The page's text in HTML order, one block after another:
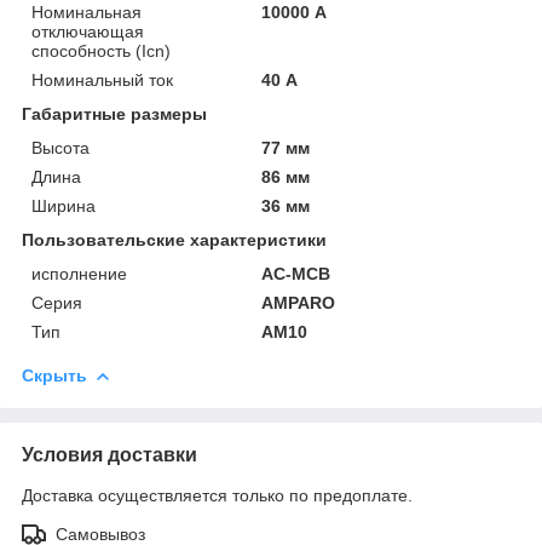
Номинальная
отключающая
способность (Icn)
10000 А
Номинальный ток
40 А
Габаритные размеры
Высота
77 мм
Длина
86 мм
Ширина
36 мм
Пользовательские характеристики
исполнение
AC-MCB
Серия
AMPARO
Тип
AM10
Скрыть
Условия доставки
Доставка осуществляется только по предоплате.
Самовывоз